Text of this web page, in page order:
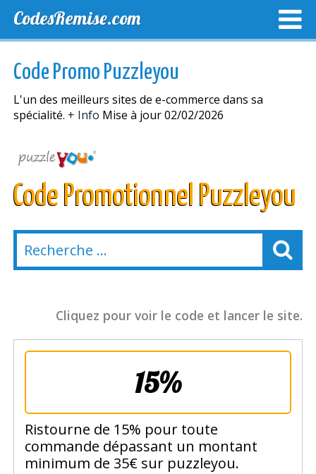
CodesRemise.com
NOUVELLES MAGASINS
Code Promo Puzzleyou
L'un des meilleurs sites de e-commerce dans sa
spécialité. + Info Mise à jour 02/02/2026
Code Promotionnel Puzzleyou
Cliquez pour voir le code et lancer le site.
15%
Ristourne de 15% pour toute
commande dépassant un montant
minimum de 35€ sur puzzleyou.